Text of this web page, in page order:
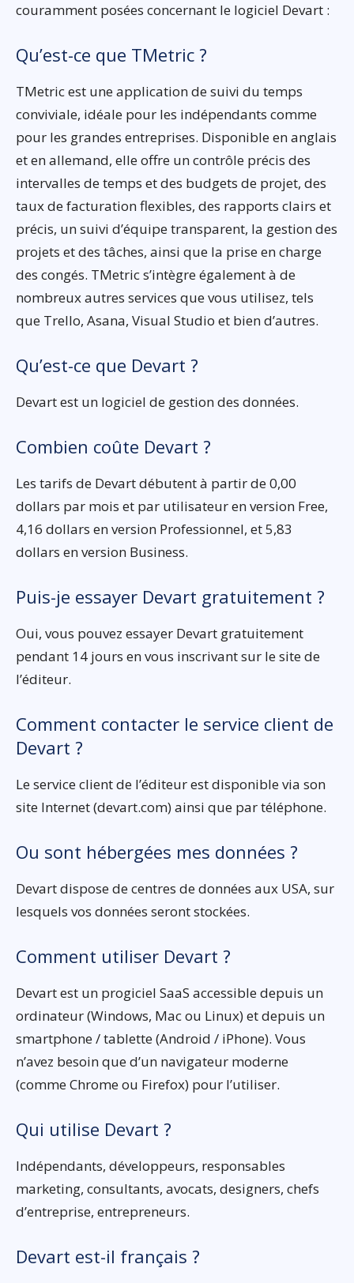
couramment posées concernant le logiciel Devart :
Qu’est-ce que TMetric ?
TMetric est une application de suivi du temps
conviviale, idéale pour les indépendants comme
pour les grandes entreprises. Disponible en anglais
et en allemand, elle offre un contrôle précis des
intervalles de temps et des budgets de projet, des
taux de facturation flexibles, des rapports clairs et
précis, un suivi d’équipe transparent, la gestion des
projets et des tâches, ainsi que la prise en charge
des congés. TMetric s’intègre également à de
nombreux autres services que vous utilisez, tels
que Trello, Asana, Visual Studio et bien d’autres.
Qu’est-ce que Devart ?
Devart est un logiciel de gestion des données.
Combien coûte Devart ?
Les tarifs de Devart débutent à partir de 0,00
dollars par mois et par utilisateur en version Free,
4,16 dollars en version Professionnel, et 5,83
dollars en version Business.
Puis-je essayer Devart gratuitement ?
Oui, vous pouvez essayer Devart gratuitement
pendant 14 jours en vous inscrivant sur le site de
l’éditeur.
Comment contacter le service client de
Devart ?
Le service client de l’éditeur est disponible via son
site Internet (devart.com) ainsi que par téléphone.
Ou sont hébergées mes données ?
Devart dispose de centres de données aux USA, sur
lesquels vos données seront stockées.
Comment utiliser Devart ?
Devart est un progiciel SaaS accessible depuis un
ordinateur (Windows, Mac ou Linux) et depuis un
smartphone / tablette (Android / iPhone). Vous
n’avez besoin que d’un navigateur moderne
(comme Chrome ou Firefox) pour l’utiliser.
Qui utilise Devart ?
Indépendants, développeurs, responsables
marketing, consultants, avocats, designers, chefs
d’entreprise, entrepreneurs.
Devart est-il français ?